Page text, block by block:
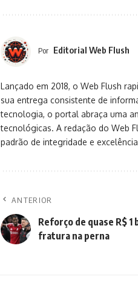
Por Editorial Web Flush
Lançado em 2018, o Web Flush
sua entrega consistente de
tecnologia, o portal abraça uma
tecnológicas. A redação do Web
padrão de integridade e
ANTERIOR
Reforço de quase R$
fratura na perna